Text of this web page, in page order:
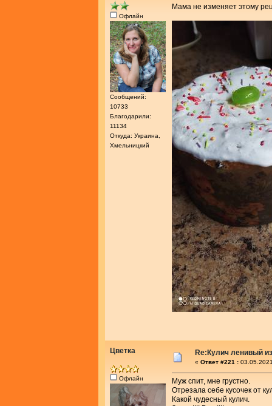
Офлайн
Сообщений:
10733
Благодарили:
11134
Откуда: Украина,
Хмельницкий
Мама не изменяет этому
Цветка
Офлайн
Re:Кулич ленивый
« Ответ #221 :
Муж спит, мне грустно.
Отрезала себе кусочек от
Какой чудесный кулич.